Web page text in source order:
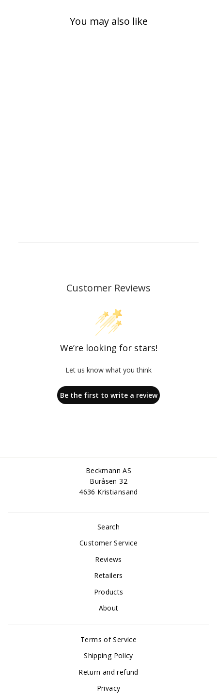
You may also like
Customer Reviews
We’re looking for stars!
Let us know what you think
Be the first to write a review
Beckmann AS
Buråsen 32
4636 Kristiansand
Search
Customer Service
Reviews
Retailers
Products
About
Terms of Service
Shipping Policy
Return and refund
Privacy